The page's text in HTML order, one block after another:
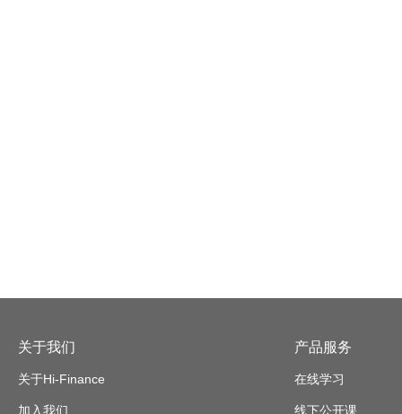
关于我们
关于Hi-Finance
加入我们
产品服务
在线学习
线下公开课